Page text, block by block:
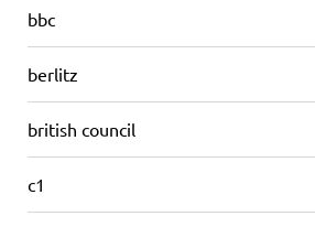
bbc
berlitz
british council
c1